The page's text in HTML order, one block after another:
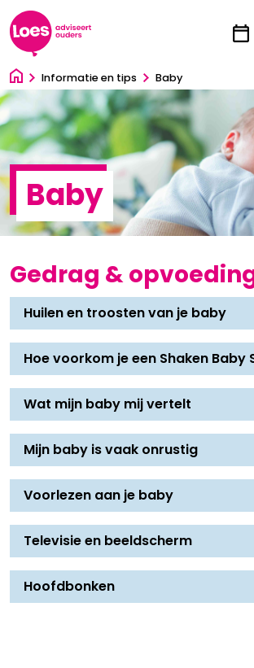
Ga direct naar inhoud
Informatie en tips Baby
Baby
Gedrag &
Huilen en troosten van je baby
Hoe voorkom je een Shaken Baby
Wat mijn baby mij vertelt
Mijn baby is vaak onrustig
Voorlezen aan je baby
Televisie en beeldscherm
Hoofdbonken